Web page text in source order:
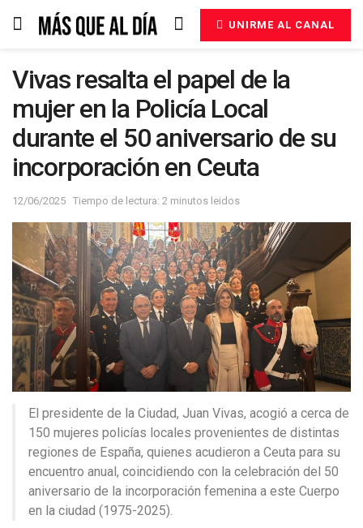
UNIRME AL CANAL
Vivas resalta el papel de la
mujer en la Policía Local
durante el 50 aniversario de su
incorporación en Ceuta
12/06/2025 Tiempo de lectura: 2 minutos leidos
El presidente de la Ciudad, Juan Vivas, acogió a cerca de
150 mujeres policías locales provenientes de distintas
regiones de España, quienes acudieron a Ceuta para su
encuentro anual, coincidiendo con la celebración del 50
aniversario de la incorporación femenina a este Cuerpo
en la ciudad (1975-2025).